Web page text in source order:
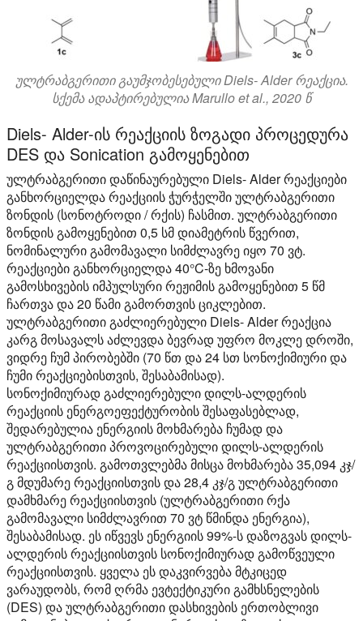
ულტრაბგერითი გაუმჯობესებული Diels- Alder რეაქცია.
სქემა ადაპტირებულია Marullo et al., 2020 წ
Diels- Alder-ის რეაქციის ზოგადი პროცედურა
DES და Sonication გამოყენებით
ულტრაბგერითი დაწინაურებული Diels- Alder რეაქციები
განხორციელდა რეაქციის ჭურჭელში ულტრაბგერითი
ზონდის (სონოტროდი / რქის) ჩასმით. ულტრაბგერითი
ზონდის გამოყენებით 0,5 სმ დიამეტრის წვერით,
ნომინალური გამომავალი სიმძლავრე იყო 70 ვტ.
რეაქციები განხორციელდა 40°C-ზე ხმოვანი
გამოსხივების იმპულსური რეჟიმის გამოყენებით 5 წმ
ჩართვა და 20 წამი გამორთვის ციკლებით.
ულტრაბგერითი გაძლიერებული Diels- Alder რეაქცია
კარგ მოსავალს აძლევდა ბევრად უფრო მოკლე დროში,
ვიდრე ჩუმ პირობებში (70 წთ და 24 სთ სონოქიმიური და
ჩუმი რეაქციებისთვის, შესაბამისად).
სონოქიმიურად გაძლიერებული დილს-ალდერის
რეაქციის ენერგოეფექტურობის შესაფასებლად,
შედარებულია ენერგიის მოხმარება ჩუმად და
ულტრაბგერითი პროვოცირებული დილს-ალდერის
რეაქციისთვის. გამოთვლებმა მისცა მოხმარება 35,094 კჯ/
გ მდუმარე რეაქციისთვის და 28,4 კჯ/გ ულტრაბგერითი
დამხმარე რეაქციისთვის (ულტრაბგერითი რქა
გამომავალი სიმძლავრით 70 ვტ წმინდა ენერგია),
შესაბამისად. ეს იწვევს ენერგიის 99%-ს დაზოგვას დილს-
ალდერის რეაქციისთვის სონოქიმიურად გამოწვეული
რეაქციისთვის. ყველა ეს დაკვირვება მტკიცედ
ვარაუდობს, რომ ღრმა ევტექტიკური გამხსნელების
(DES) და ულტრაბგერითი დასხივების ერთობლივი